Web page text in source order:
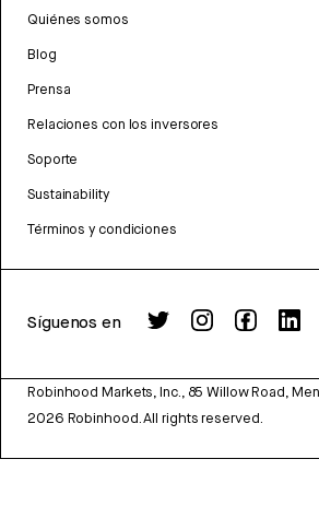
Quiénes somos
Blog
Prensa
Relaciones con los inversores
Soporte
Sustainability
Términos y condiciones
Síguenos en
Robinhood Markets, Inc., 85 Willow Road,
2026 Robinhood. All rights reserved.